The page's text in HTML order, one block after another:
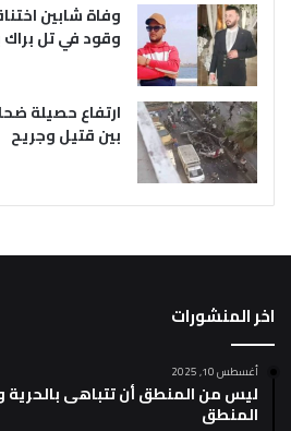
وفاة شابين
وقود في تل
بين قتيل وجريح
اخر المنشورات
أغسطس 10, 2025
ليس من المنطق أن تتباهى بالحرية
المنطق